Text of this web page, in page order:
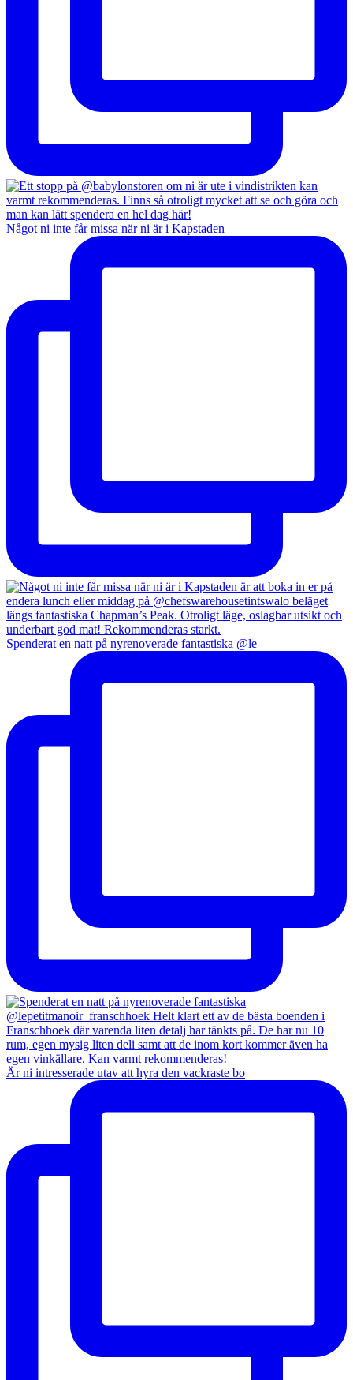
Något ni inte får missa när ni är i Kapstaden
Spenderat en natt på nyrenoverade fantastiska @le
Är ni intresserade utav att hyra den vackraste bo